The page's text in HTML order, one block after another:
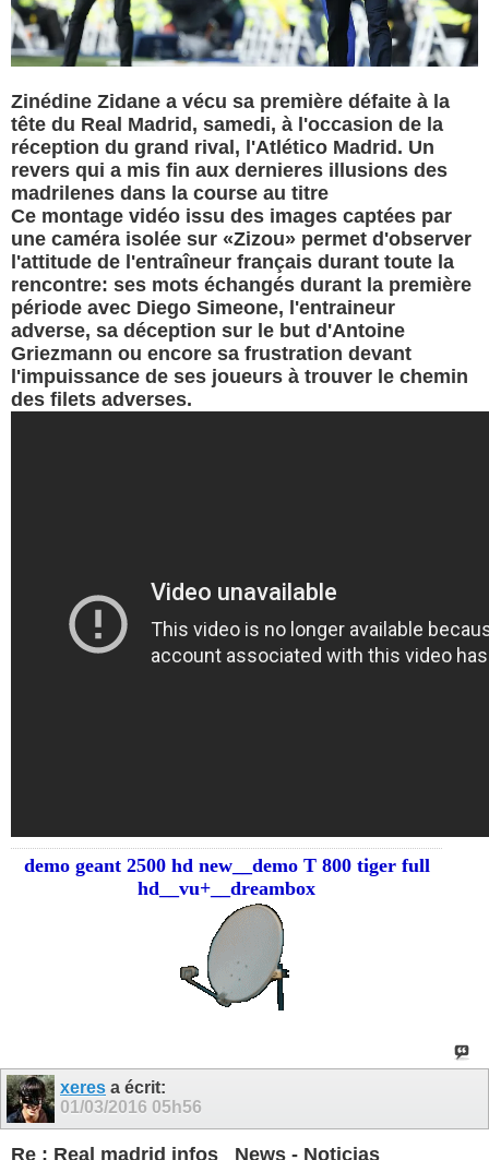
Zinédine Zidane a vécu sa première défaite à la
tête du Real Madrid, samedi, à l'occasion de la
réception du grand rival, l'Atlético Madrid. Un
revers qui a mis fin aux dernieres illusions des
madrilenes dans la course au titre
Ce montage vidéo issu des images captées par
une caméra isolée sur «Zizou» permet d'observer
l'attitude de l'entraîneur français durant toute la
rencontre: ses mots échangés durant la première
période avec Diego Simeone, l'entraineur
adverse, sa déception sur le but d'Antoine
Griezmann ou encore sa frustration devant
l'impuissance de ses joueurs à trouver le chemin
des filets adverses.
demo geant 2500 hd new__demo T 800 tiger full
hd__vu+__dreambox
xeres a écrit:
01/03/2016 05h56
Re : Real madrid infos_ News - Noticias